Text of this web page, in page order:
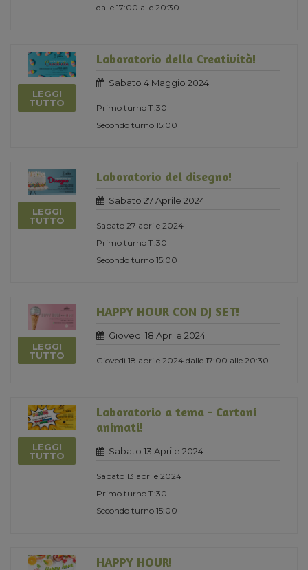
dalle 17:00 alle 20:30
LEGGI
TUTTO
Laboratorio della Creatività!
Sabato 4 Maggio 2024
Primo turno 11:30
Secondo turno 15:00
LEGGI
TUTTO
Laboratorio del disegno!
Sabato 27 Aprile 2024
Sabato 27 aprile 2024
Primo turno 11:30
Secondo turno 15:00
LEGGI
TUTTO
HAPPY HOUR CON DJ SET!
Giovedi 18 Aprile 2024
Giovedì 18 aprile 2024 dalle 17:00 alle 20:30
LEGGI
TUTTO
Laboratorio a tema - Cartoni
animati!
Sabato 13 Aprile 2024
Sabato 13 aprile 2024
Primo turno 11:30
Secondo turno 15:00
HAPPY HOUR!